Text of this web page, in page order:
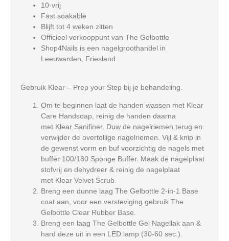
10-vrij
Fast soakable
Blijft tot 4 weken zitten
Officieel verkooppunt van The Gelbottle
Shop4Nails is een nagelgroothandel in
Leeuwarden, Friesland
Gebruik Klear – Prep your Step bij je behandeling.
Om te beginnen laat de handen wassen met Klear
Care Handsoap, reinig de handen daarna
met Klear Sanifiner. Duw de nagelriemen terug en
verwijder de overtollige nagelriemen. Vijl & knip in
de gewenst vorm en buf voorzichtig de nagels met
buffer 100/180 Sponge Buffer. Maak de nagelplaat
stofvrij en dehydreer & reinig de nagelplaat
met Klear Velvet Scrub.
Breng een dunne laag The Gelbottle 2-in-1 Base
coat aan, voor een versteviging gebruik The
Gelbottle Clear Rubber Base.
Breng een laag The Gelbottle Gel Nagellak aan &
hard deze uit in een LED lamp (30-60 sec.).